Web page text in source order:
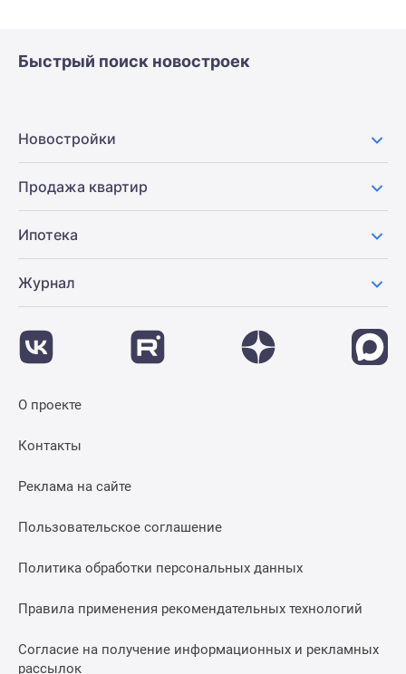
Быстрый поиск новостроек
Новостройки
Продажа квартир
Ипотека
Журнал
О проекте
Контакты
Реклама на сайте
Пользовательское соглашение
Политика обработки персональных данных
Правила применения рекомендательных технологий
Согласие на получение информационных и рекламных
рассылок